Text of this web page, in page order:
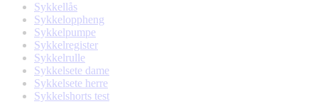
Sykkellås
Sykkeloppheng
Sykkelpumpe
Sykkelregister
Sykkelrulle
Sykkelsete dame
Sykkelsete herre
Sykkelshorts test